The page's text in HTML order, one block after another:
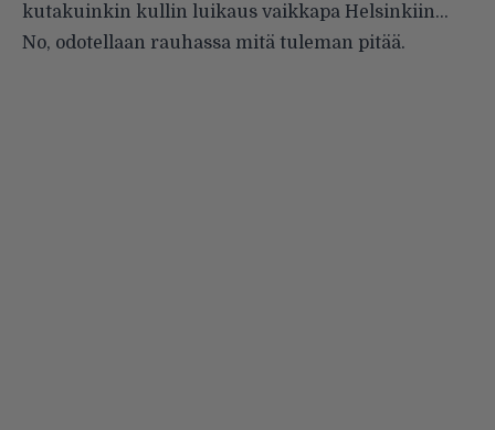
kutakuinkin kullin luikaus vaikkapa Helsinkiin…
No, odotellaan rauhassa mitä tuleman pitää.